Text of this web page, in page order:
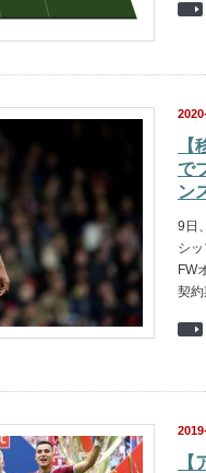
で
ン
9日
シ
FW
契